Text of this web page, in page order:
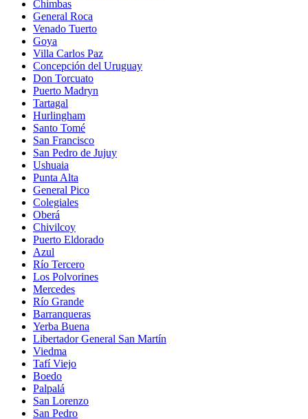
Chimbas
General Roca
Venado Tuerto
Goya
Villa Carlos Paz
Concepción del Uruguay
Don Torcuato
Puerto Madryn
Tartagal
Hurlingham
Santo Tomé
San Francisco
San Pedro de Jujuy
Ushuaia
Punta Alta
General Pico
Colegiales
Oberá
Chivilcoy
Puerto Eldorado
Azul
Río Tercero
Los Polvorines
Mercedes
Río Grande
Barranqueras
Yerba Buena
Libertador General San Martín
Viedma
Tafí Viejo
Boedo
Palpalá
San Lorenzo
San Pedro